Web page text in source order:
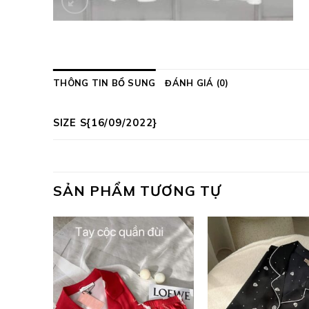
THÔNG TIN BỔ SUNG ĐÁNH GIÁ (0)
SIZE S{16/09/2022}
SẢN PHẨM TƯƠNG TỰ